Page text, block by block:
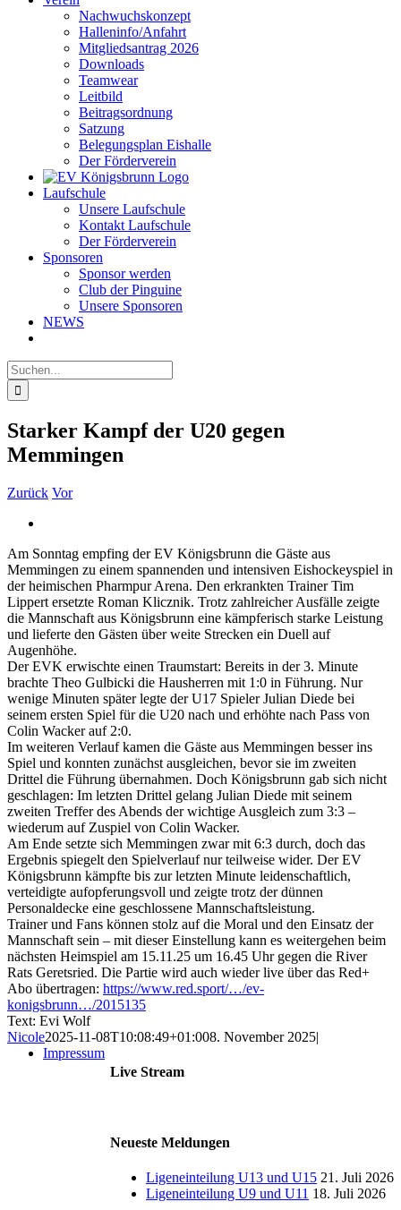
Nachwuchskonzept
Halleninfo/Anfahrt
Mitgliedsantrag 2026
Downloads
Teamwear
Leitbild
Beitragsordnung
Satzung
Belegungsplan Eishalle
Der Förderverein
Laufschule
Unsere Laufschule
Kontakt Laufschule
Der Förderverein
Sponsoren
Sponsor werden
Club der Pinguine
Unsere Sponsoren
NEWS
Suche
nach:
Starker Kampf der U20 gegen
Memmingen
Zurück Vor
Bild
Am Sonntag empfing der EV Königsbrunn die Gäste aus
Memmingen zu einem spannenden und intensiven Eishockeyspiel in
der heimischen Pharmpur Arena. Den erkrankten Trainer Tim
Lippert ersetzte Roman Klicznik. Trotz zahlreicher Ausfälle zeigte
die Mannschaft aus Königsbrunn eine kämpferisch starke Leistung
und lieferte den Gästen über weite Strecken ein Duell auf
Augenhöhe.
Der EVK erwischte einen Traumstart: Bereits in der 3. Minute
brachte Theo Gulbicki die Hausherren mit 1:0 in Führung. Nur
wenige Minuten später legte der U17 Spieler Julian Diede bei
seinem ersten Spiel für die U20 nach und erhöhte nach Pass von
Colin Wacker auf 2:0.
Im weiteren Verlauf kamen die Gäste aus Memmingen besser ins
Spiel und konnten zunächst ausgleichen, bevor sie im zweiten
Drittel die Führung übernahmen. Doch Königsbrunn gab sich nicht
geschlagen: Im letzten Drittel gelang Julian Diede mit seinem
zweiten Treffer des Abends der wichtige Ausgleich zum 3:3 –
wiederum auf Zuspiel von Colin Wacker.
Am Ende setzte sich Memmingen zwar mit 6:3 durch, doch das
Ergebnis spiegelt den Spielverlauf nur teilweise wider. Der EV
Königsbrunn kämpfte bis zur letzten Minute leidenschaftlich,
verteidigte aufopferungsvoll und zeigte trotz der dünnen
Personaldecke eine geschlossene Mannschaftsleistung.
Trainer und Fans können stolz auf die Moral und den Einsatz der
Mannschaft sein – mit dieser Einstellung kann es weitergehen beim
nächsten Heimspiel am 15.11.25 um 16.45 Uhr gegen die River
Rats Geretsried. Die Partie wird auch wieder live über das Red+
Abo übertragen: https://www.red.sport/…/ev-
konigsbrunn…/2015135
Text: Evi Wolf
Nicole2025-11-08T10:08:49+01:008. November 2025|
Live Stream
Neueste Meldungen
Ligeneinteilung U13 und U15 21. Juli 2026
Ligeneinteilung U9 und U11 18. Juli 2026
Impressum